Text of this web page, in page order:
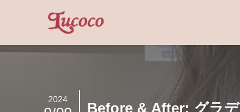
Before & After: グラ
2024